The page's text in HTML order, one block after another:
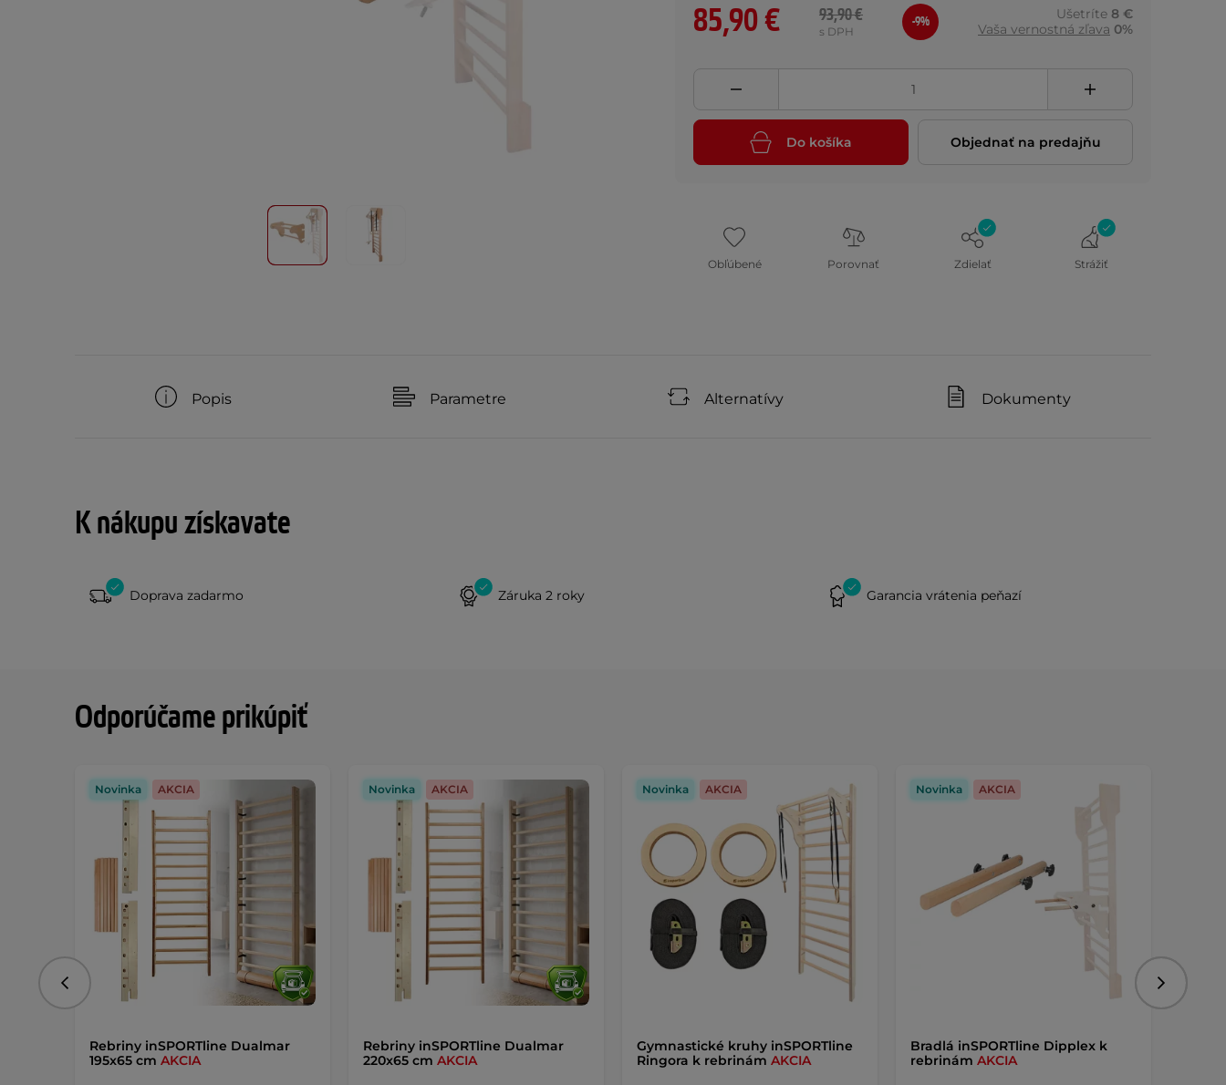
85,90 € 93,90 €
s DPH
-9% Ušetríte 8 €
Vaša vernostná zľava 0%
Do košíka Objednať na predajňu
Obľúbené Porovnať Zdielať Strážiť
Popis Parametre Alternatívy Dokumenty
K nákupu získavate
Doprava zadarmo Záruka 2 roky Garancia vrátenia peňazí
Odporúčame prikúpiť
Rebriny inSPORTline Dualmar
195x65 cm AKCIA
Novinka AKCIA
Rebriny inSPORTline Dualmar
220x65 cm AKCIA
Novinka AKCIA
Gymnastické kruhy inSPORTline
Ringora k rebrinám AKCIA
Novinka AKCIA
Bradlá inSPORTline Dipplex k
rebrinám AKCIA
Novinka AKCIA
Predchádzajúce